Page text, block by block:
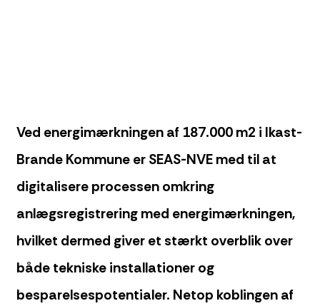
Ved energimærkningen af 187.000 m2 i Ikast-
Brande Kommune er SEAS-NVE med til at
digitalisere processen omkring
anlægsregistrering med energimærkningen,
hvilket dermed giver et stærkt overblik over
både tekniske installationer og
besparelsespotentialer. Netop koblingen af